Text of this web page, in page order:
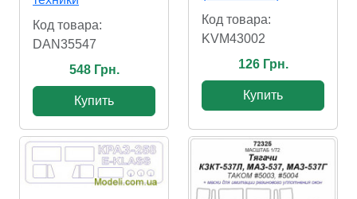
Код товара:
DAN35547
548 Грн.
Купить
Код товара:
KVM43002
126 Грн.
Купить